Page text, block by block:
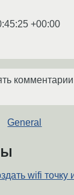
+00:00
комментарии
General
wifi точку